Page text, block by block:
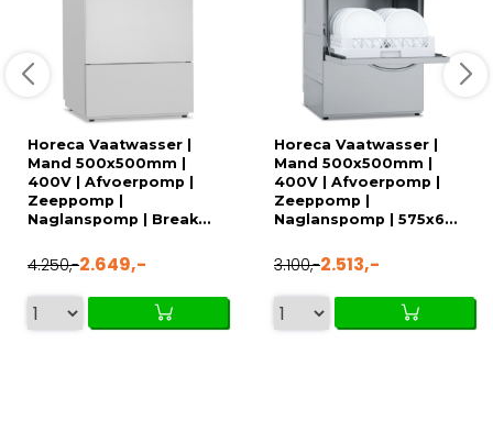
Horeca Vaatwasser |
Mand 500x500mm |
400V | Afvoerpomp |
Zeeppomp |
Naglanspomp | Break...
4.250,-2.649,-
Horeca Vaatwasser |
Mand 500x500mm |
400V | Afvoerpomp |
Zeeppomp |
Naglanspomp | 575x6...
3.100,-2.513,-